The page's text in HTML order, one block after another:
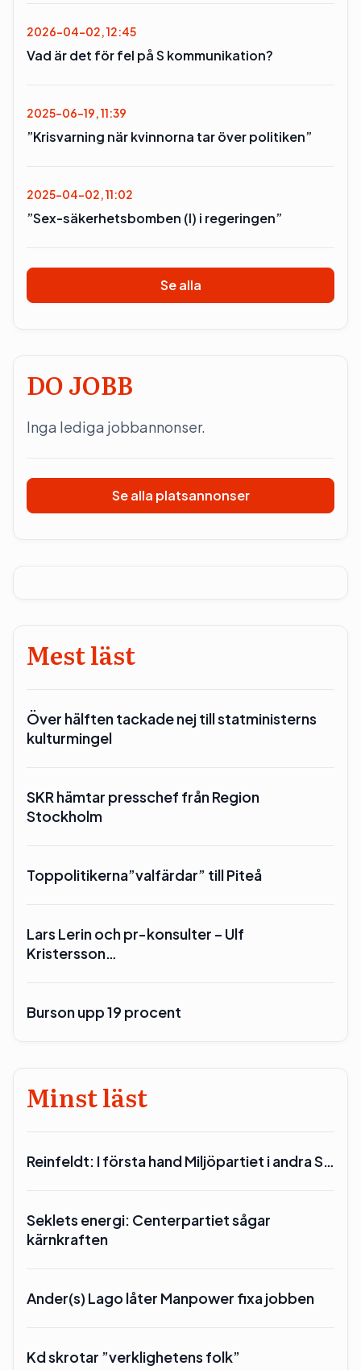
2026-04-02, 12:45
Vad är det för fel på S kommunikation?
2025-06-19, 11:39
”Krisvarning när kvinnorna tar över politiken”
2025-04-02, 11:02
”Sex-säkerhetsbomben (l) i regeringen”
Se alla
DO JOBB
Inga lediga jobbannonser.
Se alla platsannonser
Mest läst
Över hälften tackade nej till statministerns
kulturmingel
SKR hämtar presschef från Region
Stockholm
Toppolitikerna”valfärdar” till Piteå
Lars Lerin och pr-konsulter – Ulf
Kristersson…
Burson upp 19 procent
Minst läst
Reinfeldt: I första hand Miljöpartiet i andra S…
Seklets energi: Centerpartiet sågar
kärnkraften
Ander(s) Lago låter Manpower fixa jobben
Kd skrotar ”verklighetens folk”